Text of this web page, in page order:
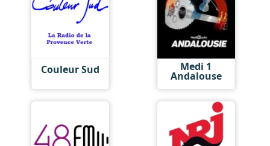
Couleur Sud Medi 1
Andalouse